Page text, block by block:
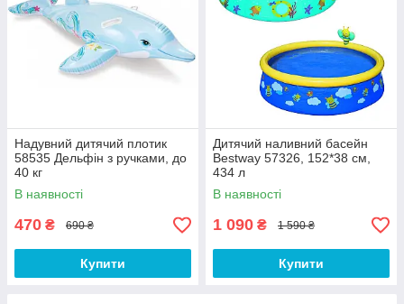
Надувний дитячий плотик
58535 Дельфін з ручками, до
40 кг
В наявності
470 ₴ 690 ₴
Купити
Дитячий наливний басейн
Bestway 57326, 152*38 см,
434 л
В наявності
1 090 ₴ 1 590 ₴
Купити